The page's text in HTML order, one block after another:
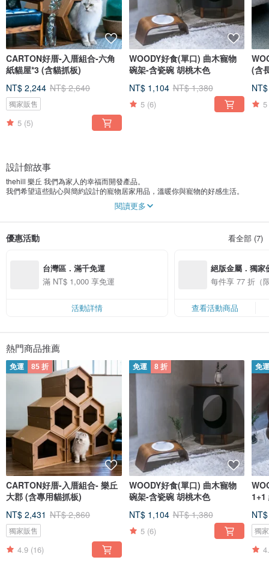
CARTON好厝-入厝組合-六角
紙貓屋*3 (含貓抓板)
NT$ 2,244 NT$ 2,640
獨家販售
5 (5)
WOODY好食(單口) 曲木寵物
碗架-含瓷碗 胡桃木色
NT$ 1,104 NT$ 1,380
5 (6)
(含
5
設計館故事
thehill 樂丘 我們為家人的幸福而開發產品。
我們希望這些貼心與簡約設計的寵物居家用品，溫暖你與寵物的好感生活。
Where The Home Is，家之所在。這是我們探索產品設計的核心哲學。
讓家回到寧靜恬適的本質。
閱讀更多
優惠活動 看全部 (7)
台灣區．滿千免運
滿 NT$ 1,000 享免運
活動詳情
絕版金屬．獨家
每件享 77 折（
查看活動商品
熱門商品推薦
免運 85 折
CARTON好厝-入厝組合- 樂丘
大郡 (含專用貓抓板)
NT$ 2,431 NT$ 2,860
獨家販售
4.9 (16)
免運 8 折
WOODY好食(單口) 曲木寵物
碗架-含瓷碗 胡桃木色
NT$ 1,104 NT$ 1,380
5 (6)
免
1+1
獨